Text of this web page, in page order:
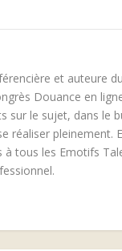
et auteure
Douance en
sur le sujet, dans le
réaliser pleinement.
tous les Emotifs